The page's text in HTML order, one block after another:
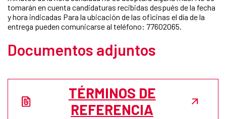
tomarán en cuenta candidaturas recibidas después de la fecha
y hora indicadas Para la ubicación de las oficinas el día de la
entrega pueden comunicarse al teléfono: 77602065.
Documentos adjuntos
TÉRMINOS DE
REFERENCIA